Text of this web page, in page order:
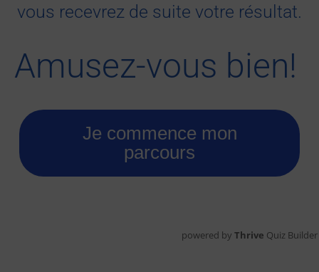
vous recevrez de suite votre résultat.
Amusez-vous bien!
Je commence mon
parcours
powered by Thrive Quiz Builder